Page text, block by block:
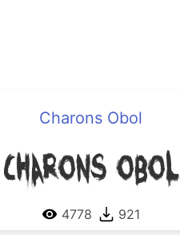
Charons Obol
Charons Obol
4778 921